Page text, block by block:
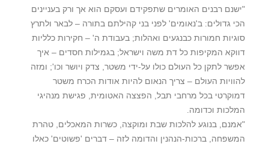
"ישנם רבנים האומרים שתפקידם ועסקם הוא אך ורק בעניינים
הכי גדולים: ב'נאומים' לפני בני קהילתם בתורה – לבאר ולתרץ
סוגיות חמורות כבנגעים ואהלות; בעבודת ה' – חקירות כלליות
דווקא המקיפות כל דת משה וישראל; בגמילות חסדים – איך
אפשר לתקן כל העולם כולו על-ידי משטר, צדק ויושר וכו'; ומזה
להוויות העולם – צריך הנאום להיות אודות הכרח משטר
דמוקרטי בכל מרחבי תבל, הפצצה האטומית, פגישת מנהיגי
המלכות וכדומה.
"אמנם, בנוגע להלכות שבת ומוקצה, כשרות המאכלים, טהרת
המשפחה, ברכות-הנהנין והדומה לזה – דברים 'פשוטים' כאלו